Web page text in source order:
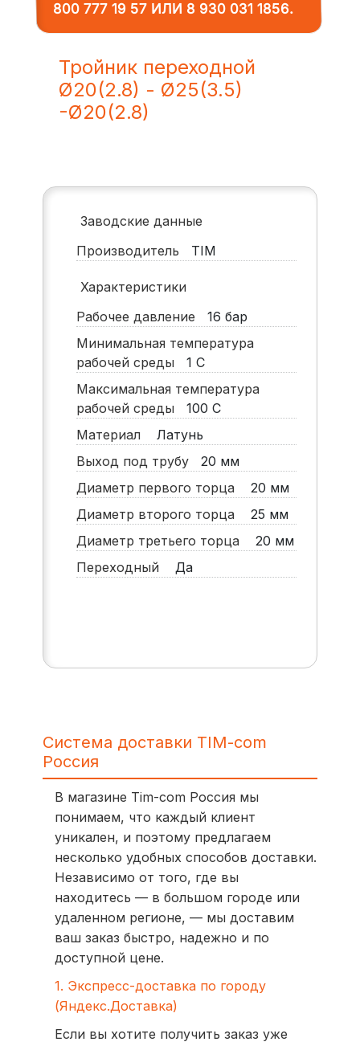
800 777 19 57ИЛИ 8 930 031 1856.
Тройник переходной
Ø20(2.8) - Ø25(3.5)
-Ø20(2.8)
Заводские данные
Производитель
TIM
Характеристики
Рабочее давление
16 бар
Минимальная температура
рабочей среды
1 С
Максимальная температура
рабочей среды
100 С
Материал
Латунь
Выход под трубу
20 мм
Диаметр первого торца
20 мм
Диаметр второго торца
25 мм
Диаметр третьего торца
20 мм
Переходный
Да
Система доставки TIM-com
Россия
В магазине Tim-com Россия мы
понимаем, что каждый клиент
уникален, и поэтому предлагаем
несколько удобных способов доставки.
Независимо от того, где вы
находитесь — в большом городе или
удаленном регионе, — мы доставим
ваш заказ быстро, надежно и по
доступной цене.
1. Экспресс-доставка по городу
(Яндекс.Доставка)
Если вы хотите получить заказ уже